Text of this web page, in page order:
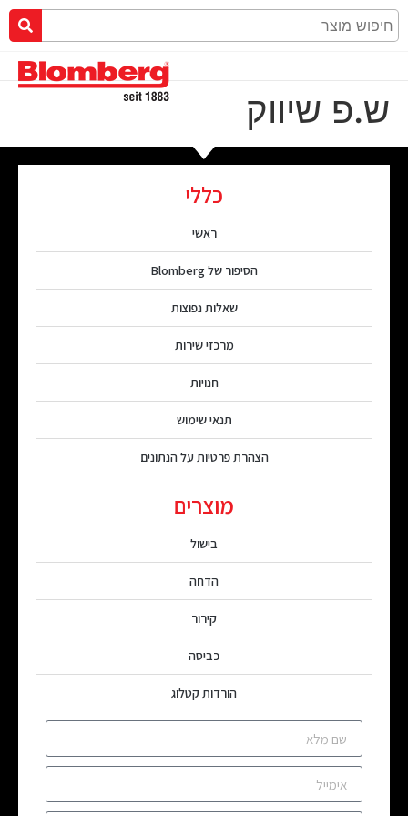
ש.פ שיווק
כללי
ראשי
הסיפור של Blomberg
שאלות נפוצות
מרכזי שירות
חנויות
תנאי שימוש
הצהרת פרטיות על הנתונים
מוצרים
בישול
הדחה
קירור
כביסה
הורדות קטלוג